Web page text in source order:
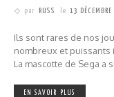
par RUSS le 13
Ils sont rares de nos
nombreux et puissants
La mascotte de Sega a
EN SAVOIR PLUS